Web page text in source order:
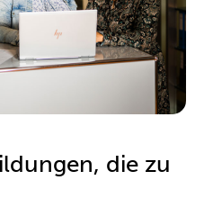
die zu